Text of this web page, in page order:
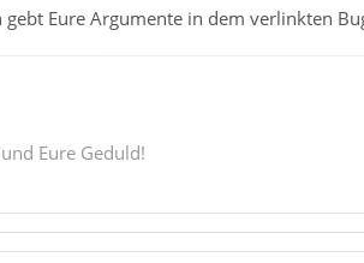
Eure Argumente in dem verlinkten
Eure Geduld!